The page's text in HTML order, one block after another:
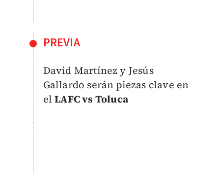
PREVIA
David Martínez y Jesús
Gallardo serán piezas clave en
elLAFC vs Toluca